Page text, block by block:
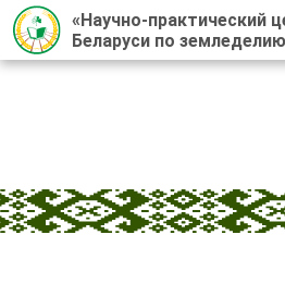
«Научно-практический
Беларуси по